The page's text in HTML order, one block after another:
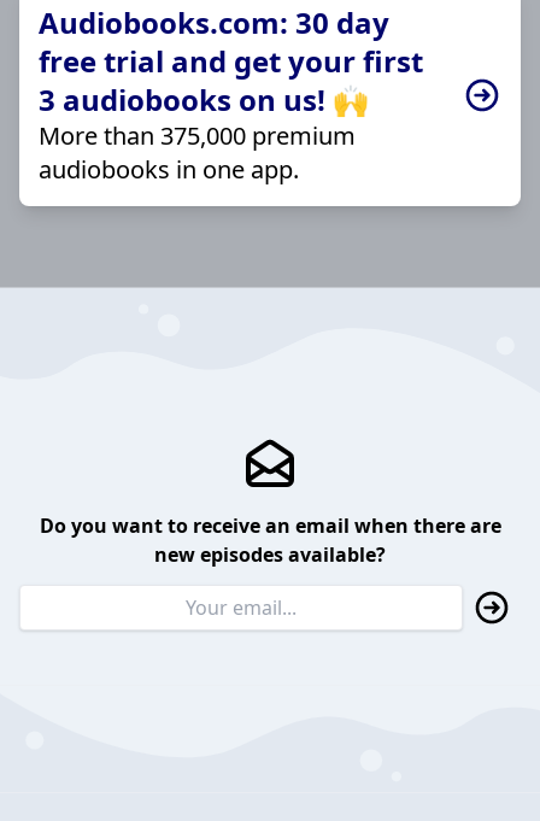
Audiobooks.com: 30 day
free trial and get your first
3 audiobooks on us! 🙌
More than 375,000 premium
audiobooks in one app.
Do you want to receive an email when there are
new episodes available?